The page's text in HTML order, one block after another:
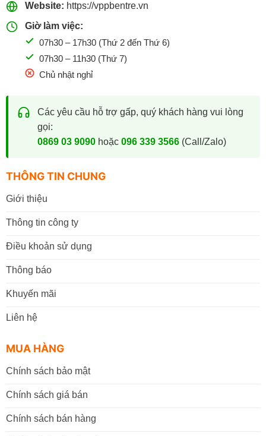
Website: https://vppbentre.vn
Giờ làm việc:
07h30 – 17h30 (Thứ 2 đến Thứ 6)
07h30 – 11h30 (Thứ 7)
Chủ nhật nghỉ
Các yêu cầu hỗ trợ gấp, quý khách hàng vui lòng
gọi:
0869 03 9090hoặc 096 339 3566(Call/Zalo)
THÔNG TIN CHUNG
Giới thiệu
Thông tin công ty
Điều khoản sử dụng
Thông báo
Khuyến mãi
Liên hệ
MUA HÀNG
Chính sách bảo mật
Chính sách giá bán
Chính sách bán hàng